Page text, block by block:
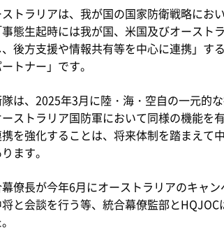
トラリアは、我が国の国家防衛戦略にお
事態生起時には我が国、米国及びオースト
後方支援や情報共有等を中心に連携」す
トナー」です。
は、2025年3月に陸・海・空自の一元的
ーストラリア国防軍において同様の機能を
携を強化することは、将来体制を踏まえて
ます。
僚長が今年6月にオーストラリアのキャ
と会談を行う等、統合幕僚監部と